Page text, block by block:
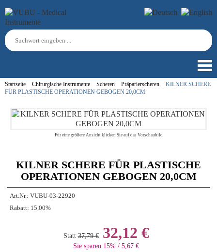
Startseite Chirurgische Instrumente Scheren Präparierscheren
KILNER SCHERE
FÜR PLASTISCHE OPERATIONEN GEBOGEN 20,0CM
Für eine größere Ansicht klicken Sie auf das Vorschaubild
KILNER SCHERE FÜR PLASTISCHE
OPERATIONEN GEBOGEN 20,0CM
Art.Nr.: VUBU-03-22920
Rabatt: 15.00%
Statt 37,79 €32,12 €
Sie sparen 15% / 5,67 €